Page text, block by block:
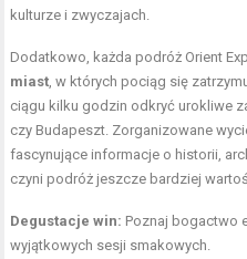
kulturze i zwyczajach.
Dodatkowo, każda podróż Orient
miast , w których pociąg się
ciągu kilku godzin odkryć urokliwe
czy Budapeszt. Zorganizowane
fascynujące informacje o historii,
czyni podróż jeszcze bardziej
Degustacje win: Poznaj bogactwo
wyjątkowych sesji smakowych.